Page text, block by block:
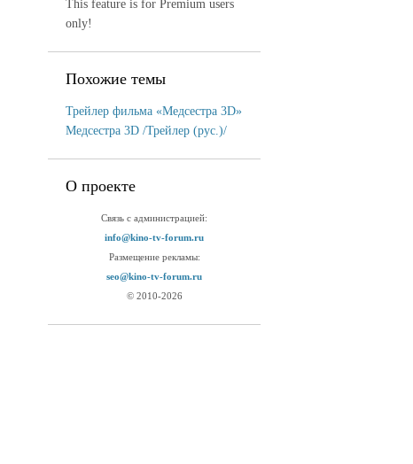
This feature is for Premium users
only!
Похожие темы
Трейлер фильма «Медсестра 3D»
Медсестра 3D /Трейлер (рус.)/
О проекте
Связь с администрацией:
info@kino-tv-forum.ru
Размещение рекламы:
seo@kino-tv-forum.ru
© 2010-2026